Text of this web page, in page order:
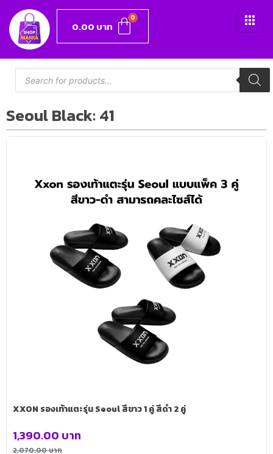
0.00 บาท
Seoul Black: 41
XXON รองเท้าแตะรุ่น Seoul สีขาว 1 คู่ สีดำ 2 คู่
2,070.00บาท
1,390.00 บาท